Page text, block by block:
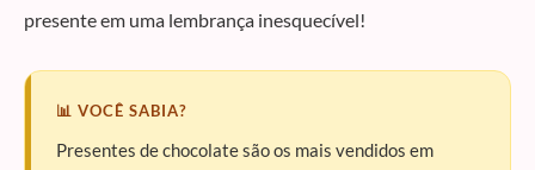
presente em uma lembrança inesquecível!
📊 VOCÊ SABIA?
Presentes de chocolate são os mais vendidos em